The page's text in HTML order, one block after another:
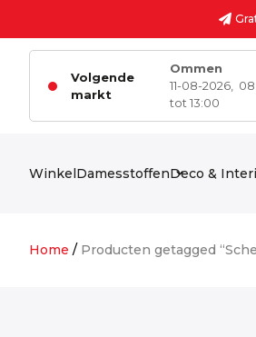
Volgende
markt
Ommen
11-08-2026,
tot 13:00
WinkelDamesstoffenDeco &
Home / Producten getagged